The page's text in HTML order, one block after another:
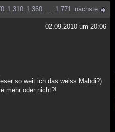
1.310 1.360 ... 1.771 nächste
02.09.2010 um 20:06
so weit ich das weiss Mahdi?)
mehr oder nicht?!